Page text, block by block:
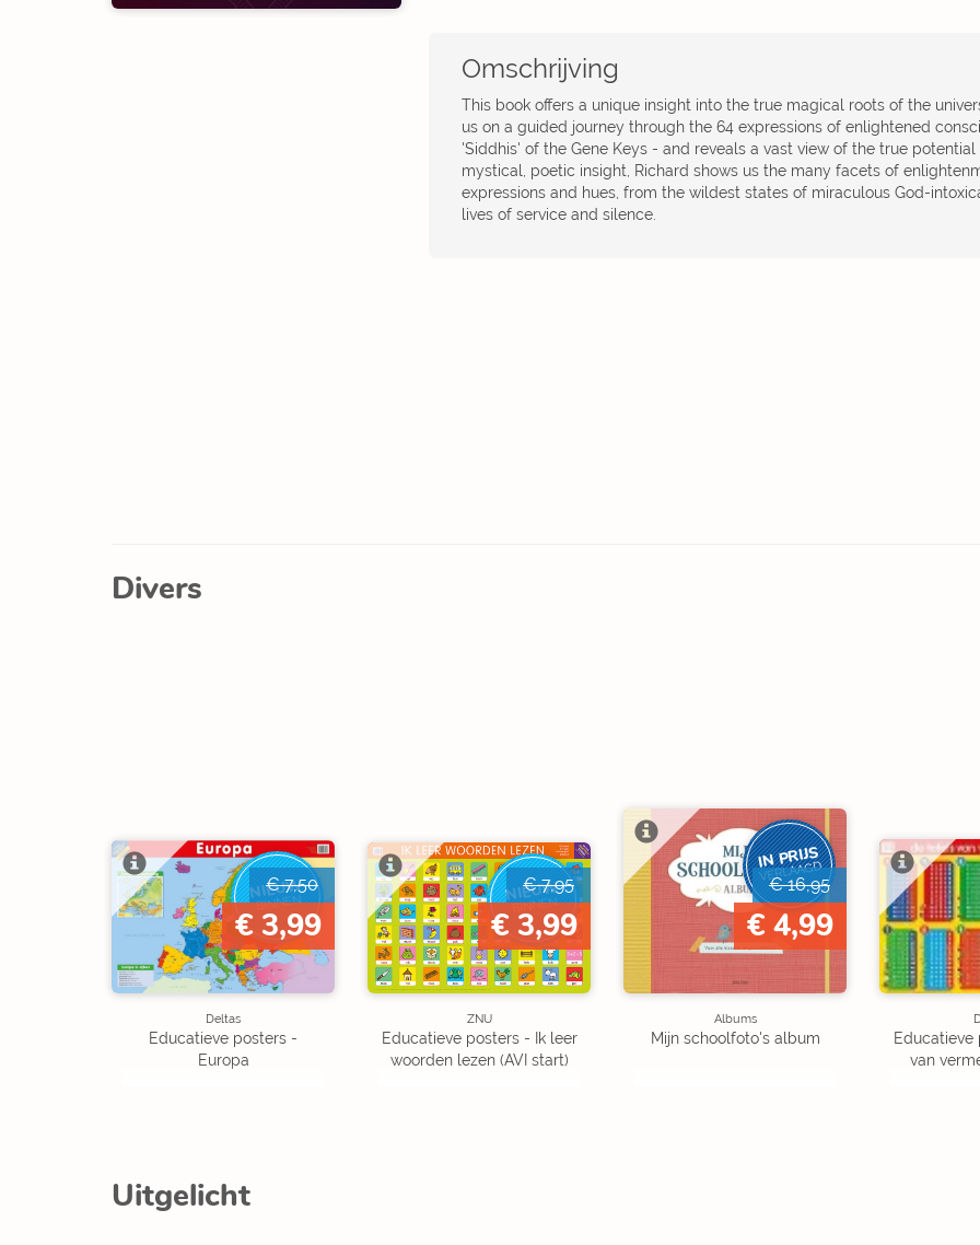
Omschrijving
This book offers a unique insight into the true magical roots of the
us on a guided journey through the 64 expressions of enlightened
'Siddhis' of the Gene Keys - and reveals a vast view of the true
mystical, poetic insight, Richard shows us the many facets of
expressions and hues, from the wildest states of miraculous God-
lives of service and silence.
Divers
NIEUW
BINNEN
€ 7,50
€ 3,99
Deltas
Educatieve posters -
Europa
NIEUW
BINNEN
€ 7,95
€ 3,99
ZNU
Educatieve posters - Ik leer
woorden lezen (AVI start)
IN PRIJS
VERLAAGD
€ 16,95
€ 4,99
Albums
Mijn schoolfoto's album
Educatieve
van
Uitgelicht